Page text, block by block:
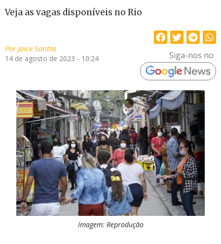
Veja as vagas disponíveis no Rio
PorJoice Santos
14 de agosto de 2023 - 10:24 Siga-nos no
Imagem: Reprodução